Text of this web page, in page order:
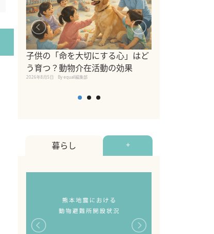
子供の「命を大切にする心」はど
う育つ？動物介在活動の効果
2026年8月5日 By equall編集部
暮らし +